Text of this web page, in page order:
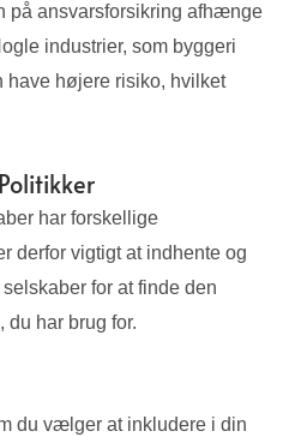
på ansvarsforsikring afhænge
industrier, som byggeri
have højere risiko, hvilket
har forskellige
derfor vigtigt at indhente og
for at finde den
har brug for.
du vælger at inkludere i din